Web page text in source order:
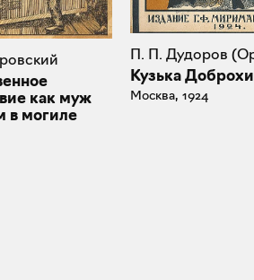
как муж
в могиле
П. П. Дудоров
Кузька
Москва, 1924